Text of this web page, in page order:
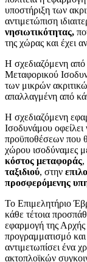
υποστήριξη των
αντιμετώπιση
νησιωτικότητας,
της χώρας και έχει
Η σχεδιαζόμενη
Μεταφορικού
των μικρών
απαλλαγμένη από
Η σχεδιαζόμενη
Ισοδυνάμου οφείλει
προϋποθέσεων που
χώρου ισοδύναμες
κόστος μεταφοράς,
ταξιδιού, στην
προσφερόμενης
Το Επιμελητήριο
κάθε τέτοια
εφαρμογή της
προγραμματισμό
αντιμετωπίσει ένα
ακτοπλοϊκών